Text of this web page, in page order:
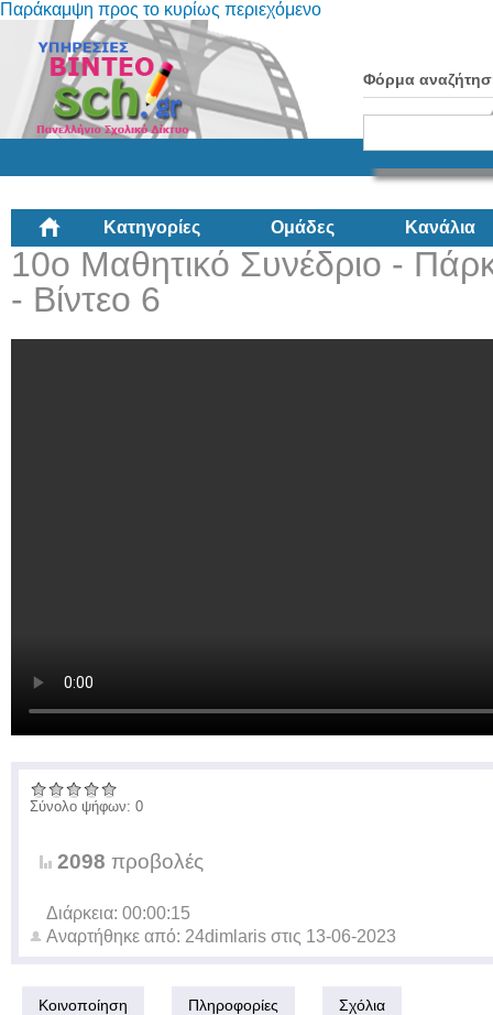
Παράκαμψη προς το κυρίως περιεχόμενο
Φόρμα
Κατηγορίες Ομάδες Κανάλια
10ο Μαθητικό Συνέδριο -
- Βίντεο 6
Σύνολο ψήφων: 0
2098 προβολές
Διάρκεια: 00:00:15
Αναρτήθηκε από: 24dimlaris στις 13-06-2023
Κοινοποίηση Πληροφορίες Σχόλια